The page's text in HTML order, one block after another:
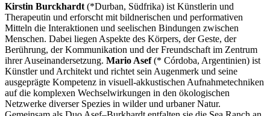
Kirstin Burckhardt (*Durban, Südfrika) ist Künstlerin und
Therapeutin und erforscht mit bildnerischen und performativen
Mitteln die Interaktionen und seelischen Bindungen zwischen
Menschen. Dabei liegen Aspekte des Körpers, der Geste, der
Berührung, der Kommunikation und der Freundschaft im Zentrum
ihrer Auseinandersetzung. Mario Asef(* Córdoba, Argentinien) ist
Künstler und Architekt und richtet sein Augenmerk und seine
ausgeprägte Kompetenz in visuell-akkustischen Aufnahmetechniken
auf die komplexen Wechselwirkungen in den ökologischen
Netzwerke diverser Spezies in wilder und urbaner Natur.